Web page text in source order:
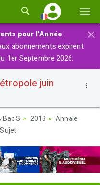
la×
pour l'Année
abonnements expirent
1er Septembre 2026.
juin
Bac S 2013
Annale